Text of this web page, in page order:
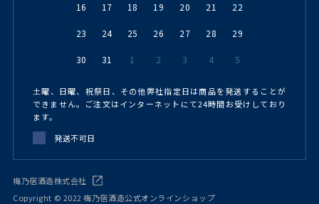
16 17 18 19 20 21 22
23 24 25 26 27 28 29
30 31 1 2 3 4 5
土曜、日曜、祝祭日、その他弊社指定日は商品を発送することが
できません。ご注文はインターネットにて24時間お受けしており
ます。
発送不可日
梅乃宿酒造株式会社
Copyright © 2022 梅乃宿酒造公式オンラインショップ